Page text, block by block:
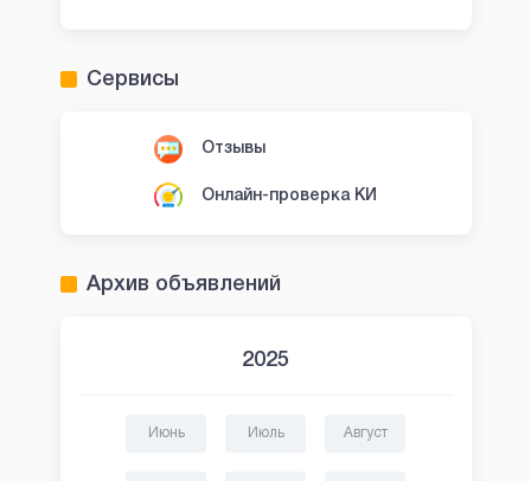
Сервисы
Отзывы
Онлайн-проверка КИ
Архив объявлений
2025
Июнь Июль Август